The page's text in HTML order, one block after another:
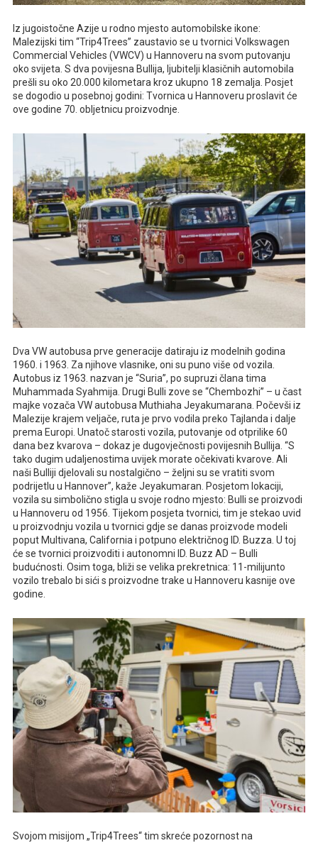
Iz jugoistočne Azije u rodno mjesto automobilske ikone:
Malezijski tim “Trip4Trees” zaustavio se u tvornici Volkswagen
Commercial Vehicles (VWCV) u Hannoveru na svom putovanju
oko svijeta. S dva povijesna Bullija, ljubitelji klasičnih automobila
prešli su oko 20.000 kilometara kroz ukupno 18 zemalja. Posjet
se dogodio u posebnoj godini: Tvornica u Hannoveru proslavit će
ove godine 70. obljetnicu proizvodnje.
Dva VW autobusa prve generacije datiraju iz modelnih godina
1960. i 1963. Za njihove vlasnike, oni su puno više od vozila.
Autobus iz 1963. nazvan je “Suria”, po supruzi člana tima
Muhammada Syahmija. Drugi Bulli zove se “Chembozhi” – u čast
majke vozača VW autobusa Muthiaha Jeyakumarana. Počevši iz
Malezije krajem veljače, ruta je prvo vodila preko Tajlanda i dalje
prema Europi. Unatoč starosti vozila, putovanje od otprilike 60
dana bez kvarova – dokaz je dugovječnosti povijesnih Bullija. “S
tako dugim udaljenostima uvijek morate očekivati ​​kvarove. Ali
naši Bulliji djelovali su nostalgično – željni su se vratiti svom
podrijetlu u Hannover”, kaže Jeyakumaran. Posjetom lokaciji,
vozila su simbolično stigla u svoje rodno mjesto: Bulli se proizvodi
u Hannoveru od 1956. Tijekom posjeta tvornici, tim je stekao uvid
u proizvodnju vozila u tvornici gdje se danas proizvode modeli
poput Multivana, California i potpuno električnog ID. Buzza. U toj
će se tvornici proizvoditi i autonomni ID. Buzz AD – Bulli
budućnosti. Osim toga, bliži se velika prekretnica: 11-milijunto
vozilo trebalo bi sići s proizvodne trake u Hannoveru kasnije ove
godine.
Svojom misijom „Trip4Trees“ tim skreće pozornost na